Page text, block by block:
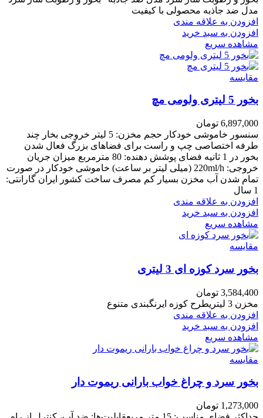
مدل ضد جاذبه محصولی با کیفیت
افزودن به علاقه مندی
افزودن به سبد خرید
مشاهده سریع
مقایسه
بخور 5 لیتری ولومی مچ
6,897,000 تومان
سنسور خاموشی خودکار حجم مخزن: 5 لیتر خروجی بخار چند
طرفه اختصاصی چپ و راست برای فضاهای بزرگ فعال شدن
بخور در 1 ثانیه فضای پوشش دهنده: 80 مترمربع میزان جریان
خروجی: 220ml/h (میلی لیتر بر ساعت) خاموشی خودکار در صورت
تمام شدن آب مخزن بسیار کم مصرف ساخت کشور ایران گارانتی:
1 سال
افزودن به علاقه مندی
افزودن به سبد خرید
مشاهده سریع
مقایسه
بخور سرد کوزه ای 3 لیتری
3,584,400 تومان
مخزن 3 لیتریطرح کوزه ایرنگبندی متنوع
افزودن به علاقه مندی
افزودن به سبد خرید
مشاهده سریع
مقایسه
بخور سرد و چراغ خواب بارانی ریموت دار
1,273,000 تومان